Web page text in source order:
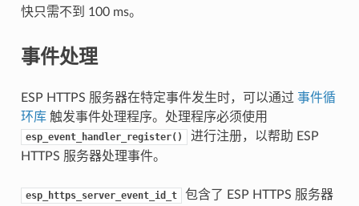
快只需不到 100 ms。
事件处理
ESP HTTPS 服务器在特定事件发生时，可以通过 事件循
环库触发事件处理程序。处理程序必须使用
esp_event_handler_register()
进行注册，以帮助 ESP
HTTPS 服务器处理事件。
esp_https_server_event_id_t
包含了 ESP HTTPS 服务器